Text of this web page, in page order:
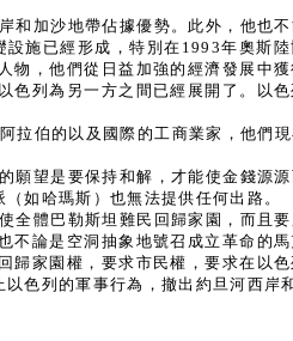
和加沙地帶佔據優勢。此外，他也
施已經形成，特別在1993年奧斯
，他們從日益加強的經濟發展中
列為另一方之間已經展開了。以
拉伯的以及國際的工商業家，他們
願望是要保持和解，才能使金錢源
如哈瑪斯）也無法提供任何出路。
全體巴勒斯坦難民回歸家園，而且
論是空洞抽象地號召成立革命的
家園權，要求市民權，要求在以
色列的軍事行為，撤出約旦河西岸